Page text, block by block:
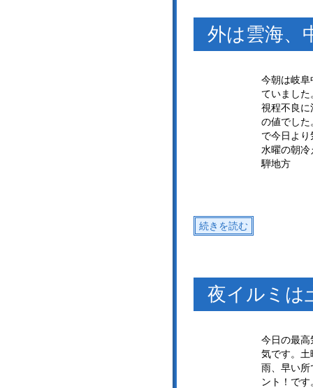
外は雲海、
今朝は岐阜
ていました
視程不良に
の値でした
で今日よ
水曜の朝冷
騨地方
続きを読む
夜イルミは
今日の最高
気です。土
雨、早い所
ント！で